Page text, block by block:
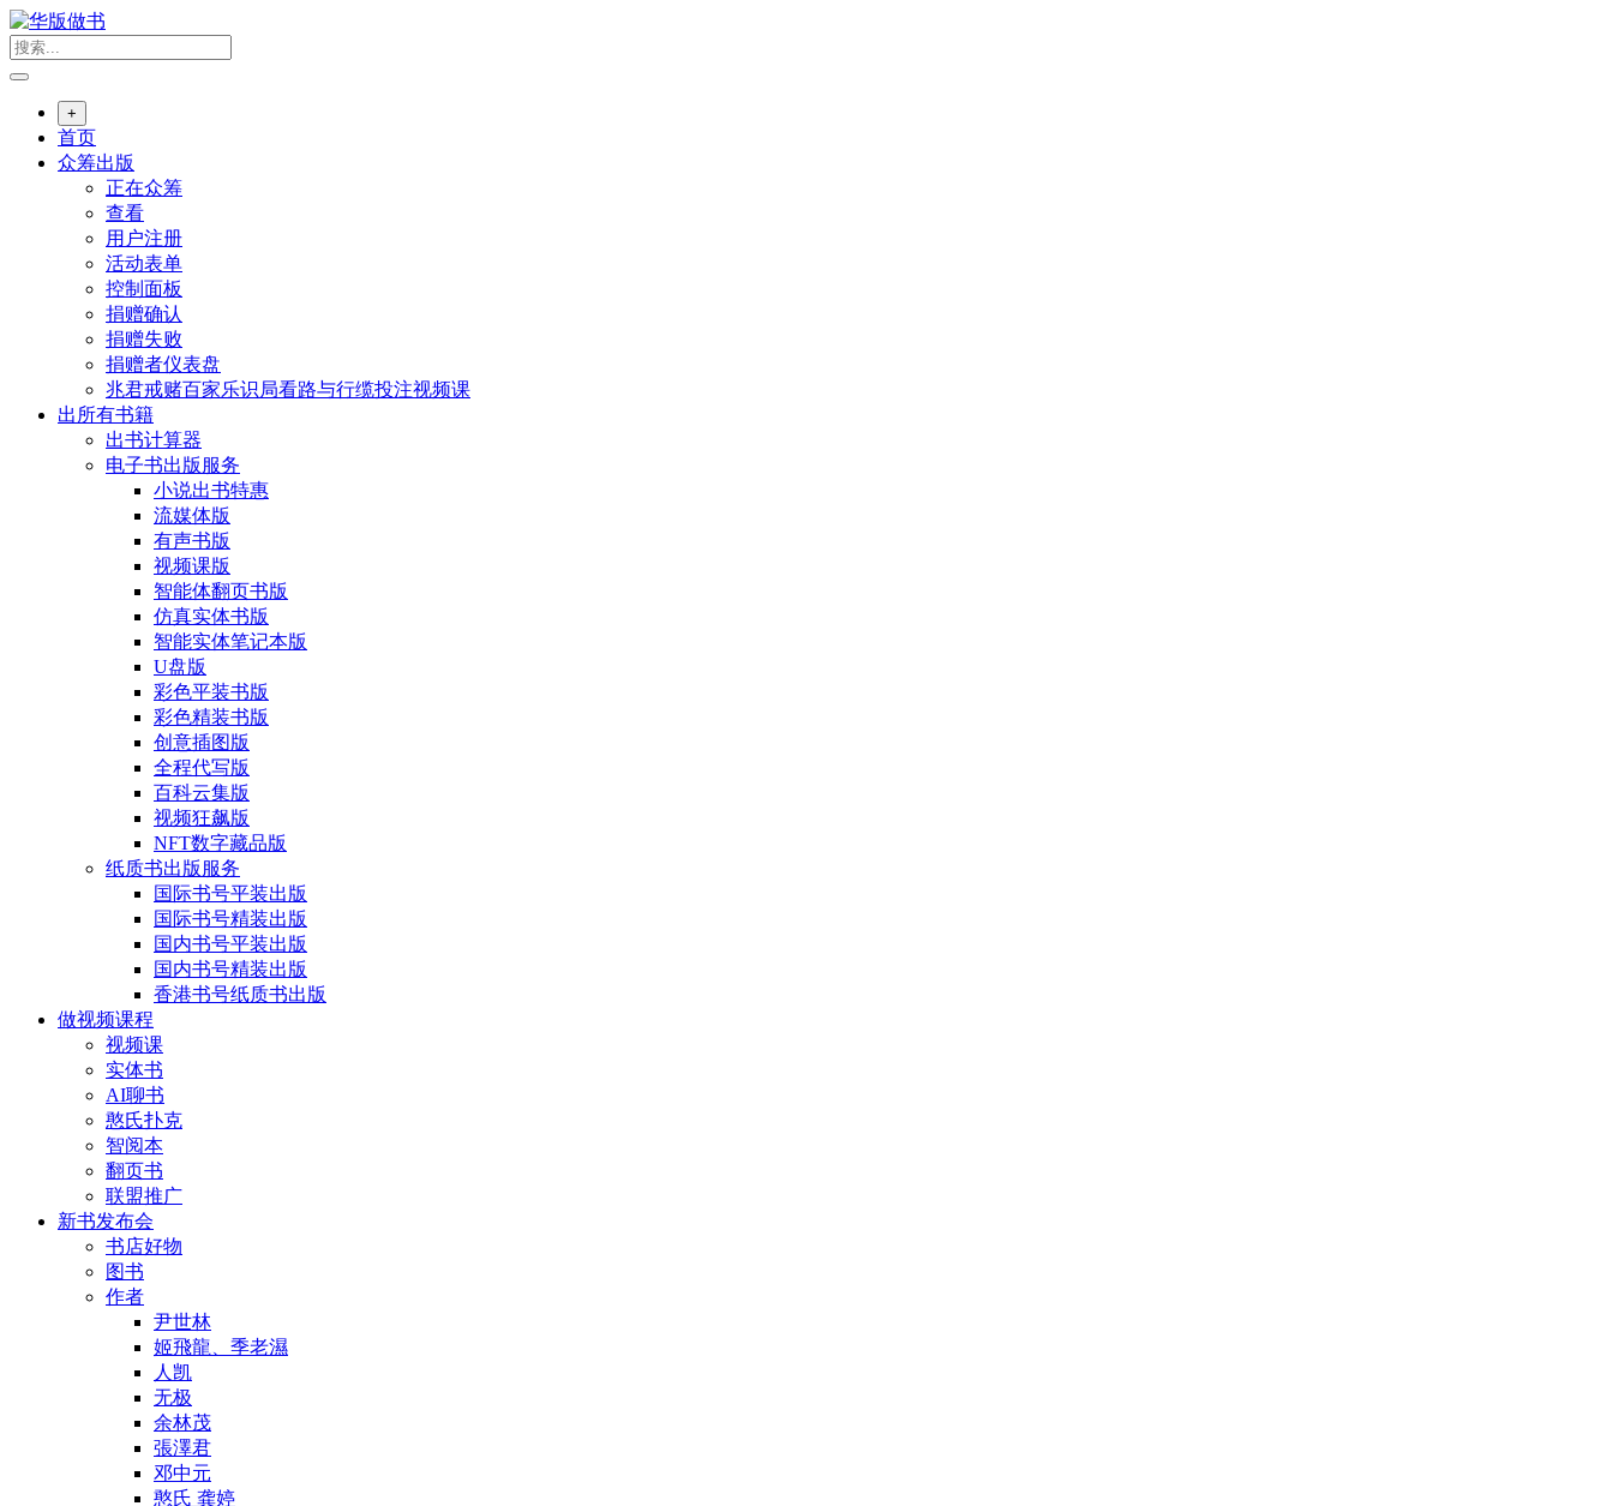
跳
转
到
+
首页
众筹出版
正在众筹
查看
用户注册
活动表单
控制面板
捐赠确认
捐赠失败
捐赠者仪表盘
兆君戒赌百家乐识局看路与行缆投注视频课
出所有书籍
出书计算器
电子书出版服务
小说出书特惠
流媒体版
有声书版
视频课版
智能体翻页书版
仿真实体书版
智能实体笔记本版
U盘版
彩色平装书版
彩色精装书版
创意插图版
全程代写版
百科云集版
视频狂飙版
NFT数字藏品版
纸质书出版服务
国际书号平装出版
国际书号精装出版
国内书号平装出版
国内书号精装出版
香港书号纸质书出版
做视频课程
视频课
实体书
AI聊书
憨氏扑克
智阅本
翻页书
联盟推广
新书发布会
书店好物
图书
作者
尹世林
姬飛龍、季老濕
人凯
无极
余林茂
張澤君
邓中元
憨氏 龚婷